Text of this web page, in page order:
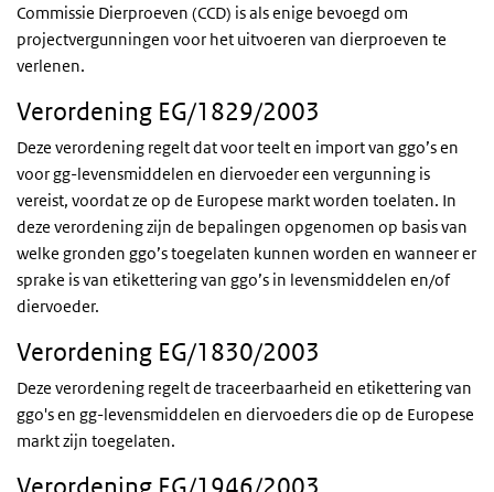
Commissie Dierproeven (CCD) is als enige bevoegd om
projectvergunningen voor het uitvoeren van dierproeven te
verlenen.
Verordening EG/1829/2003
Deze verordening regelt dat voor teelt en import van ggo’sen
voorgg-levensmiddelen en diervoeder een vergunning is
vereist, voordat ze op de Europese markt worden toelaten. In
deze verordening zijn de bepalingen opgenomen op basis van
welke gronden ggo’stoegelaten kunnen worden en wanneer er
sprake is van etikettering van ggo’s in levensmiddelen en/of
diervoeder.
Verordening EG/1830/2003
Deze verordening regelt de traceerbaarheid en etikettering van
ggo'sen gg-levensmiddelen en diervoeders die op de Europese
markt zijn toegelaten.